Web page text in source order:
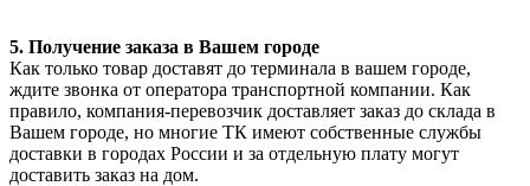
5. Получение заказа в Вашем городе
Как только товар доставят до терминала в вашем городе,
ждите звонка от оператора транспортной компании. Как
правило, компания-перевозчик доставляет заказ до склада в
Вашем городе, но многие ТК имеют собственные службы
доставки в городах России и за отдельную плату могут
доставить заказ на дом.